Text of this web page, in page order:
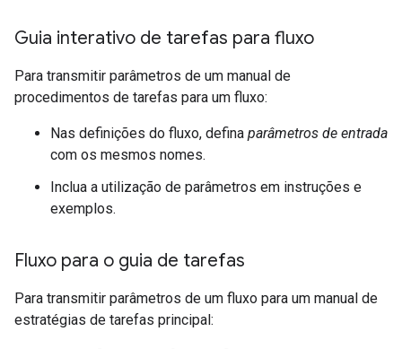
Guia interativo de tarefas para fluxo
Para transmitir parâmetros de um manual de
procedimentos de tarefas para um fluxo:
Nas definições do fluxo, defina parâmetros de entrada
com os mesmos nomes.
Inclua a utilização de parâmetros em instruções e
exemplos.
Fluxo para o guia de tarefas
Para transmitir parâmetros de um fluxo para um manual de
estratégias de tarefas principal: